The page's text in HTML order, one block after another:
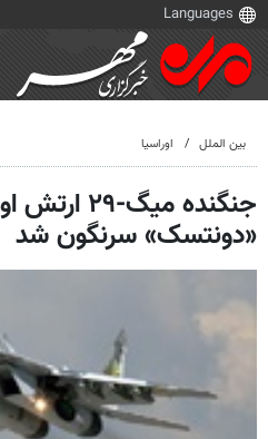
بین الملل اوراسیا
جنگنده
«دونتسک» سرنگون شد